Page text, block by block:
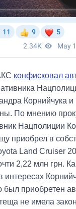
конфисковал
Корнийчука и
По мнению
Нацполиции
приобрел в
Land Cruiser
2,22 млн грн.
был приобретен
не имела